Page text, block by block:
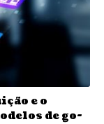
e o
de go-